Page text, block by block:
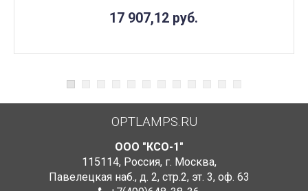
17 907,12 руб.
OPTLAMPS.RU
ООО "КСО-1"
115114, Россия, г. Москва,
Павелецкая наб., д. 2, стр.2, эт. 3, оф. 63